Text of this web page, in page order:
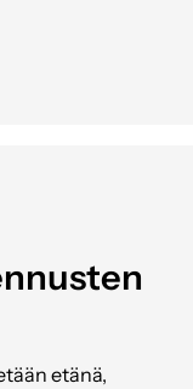
etänä,